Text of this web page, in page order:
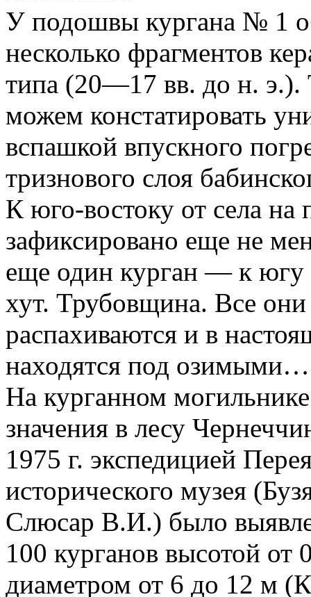
У подошвы кургана № 1
несколько фрагментов
типа (20—17 вв. до н. э.).
можем констатировать
вспашкой впускного
тризнового слоя
К юго-востоку от села на
зафиксировано еще не
еще один курган — к югу
хут. Трубовщина. Все они
распахиваются и в
находятся под озимыми…
На курганном
значения в лесу
1975 г. экспедицией
исторического музея
Слюсар В.И.) было
100 курганов высотой от
диаметром от 6 до 12 м